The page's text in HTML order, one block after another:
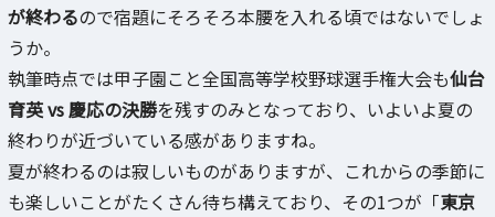
が終わるので宿題にそろそろ本腰を入れる頃ではないでしょ
うか。
執筆時点では甲子園こと全国高等学校野球選手権大会も仙台
育英 vs 慶応の決勝を残すのみとなっており、いよいよ夏の
終わりが近づいている感がありますね。
夏が終わるのは寂しいものがありますが、これからの季節に
も楽しいことがたくさん待ち構えており、その1つが「東京